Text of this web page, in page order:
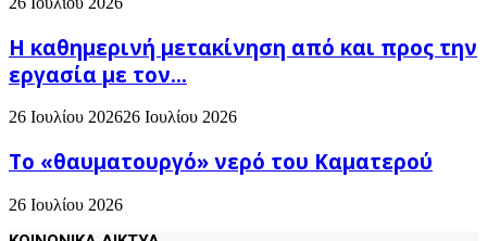
H καθημερινή μετακίνηση από και προς την
εργασία με τον...
26 Ιουλίου 202626 Ιουλίου 2026
Το «θαυματουργό» νερό του Καματερού
26 Ιουλίου 2026